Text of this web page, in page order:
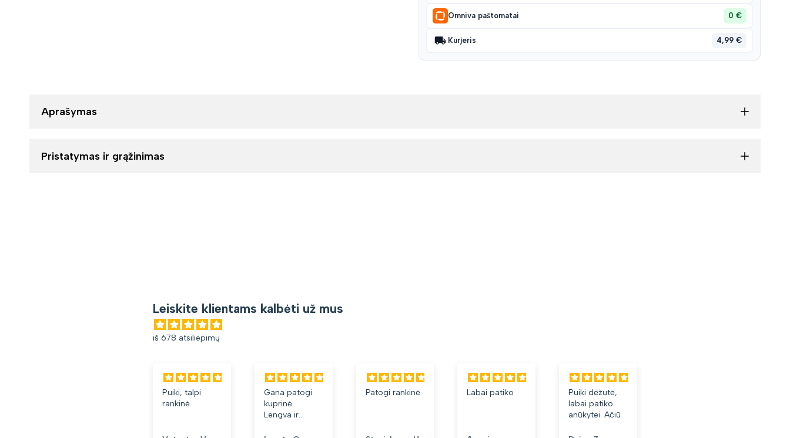
Omniva paštomatai 0 €
Kurjeris 4,99 €
Aprašymas
Pristatymas ir grąžinimas
Leiskite klientams kalbėti už mus
iš 678 atsiliepimų
Puiki, talpi
rankinė.
Gana patogi
kuprinė.
Lengva ir
Patogi rankinė Labai patiko
Puiki dėžutė,
labai patiko
anūkytei. Ačiū